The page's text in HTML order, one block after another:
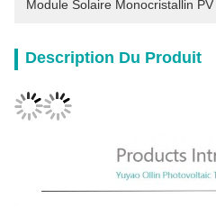
Module Solaire Monocristallin PV
Description Du Produit